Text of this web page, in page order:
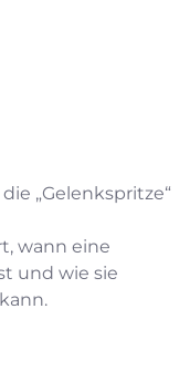
„Gelenkspritze“
wann eine
und wie sie